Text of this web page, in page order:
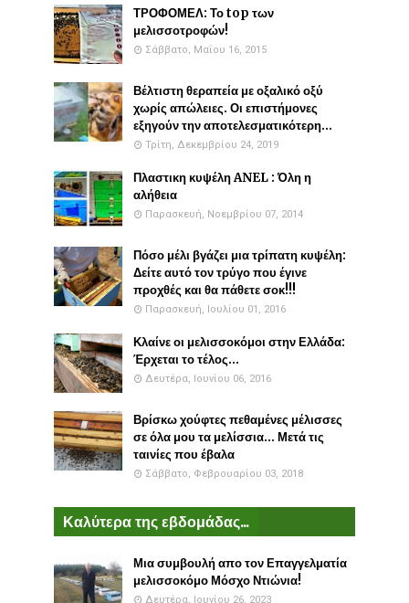
ΤΡΟΦΟΜΕΛ: Το top των
μελισσοτροφών!
Σάββατο, Μαΐου 16, 2015
Βέλτιστη θεραπεία με οξαλικό οξύ
χωρίς απώλειες. Οι επιστήμονες
εξηγούν την αποτελεσματικότερη...
Τρίτη, Δεκεμβρίου 24, 2019
Πλαστικη κυψέλη ANEL : Όλη η
αλήθεια
Παρασκευή, Νοεμβρίου 07, 2014
Πόσο μέλι βγάζει μια τρίπατη κυψέλη:
Δείτε αυτό τον τρύγο που έγινε
προχθές και θα πάθετε σοκ!!!
Παρασκευή, Ιουλίου 01, 2016
Κλαίνε οι μελισσοκόμοι στην Ελλάδα:
Έρχεται το τέλος...
Δευτέρα, Ιουνίου 06, 2016
Βρίσκω χούφτες πεθαμένες μέλισσες
σε όλα μου τα μελίσσια... Μετά τις
ταινίες που έβαλα
Σάββατο, Φεβρουαρίου 03, 2018
Καλύτερα της εβδομάδας...
Μια συμβουλή απο τον Επαγγελματία
μελισσοκόμο Μόσχο Ντιώνια!
Δευτέρα, Ιουνίου 26, 2023